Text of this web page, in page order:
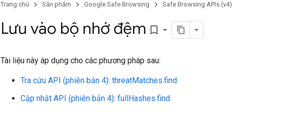
Trang chủ Sản phẩm Google Safe Browsing Safe Browsing APIs (v4)
Lưu vào bộ nhớ đệm bookmark_border
Tài liệu này áp dụng cho các phương pháp sau:
Tra cứu API (phiên bản 4): threatMatches.find
Cập nhật API (phiên bản 4): fullHashes.find